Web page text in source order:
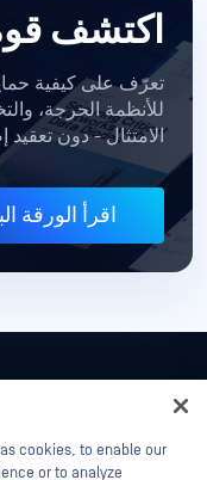
اكتشف قوة
تعرّف على كيفية حماية
للأنظمة الحرجة،
الامتثال - دون تعقيد
اقرأ الورقة
cookies, to enable our
or to analyze